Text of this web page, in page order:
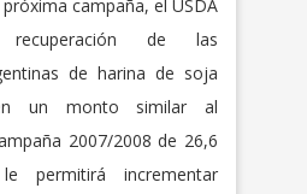
campaña, el USDA
de las
de harina de soja
un monto similar al
2007/2008 de 26,6
permitirá incrementar